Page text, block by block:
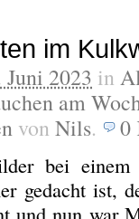
im
Juni 2023 in
am
von Nils. 0
bei
gedacht ist,
und nun war